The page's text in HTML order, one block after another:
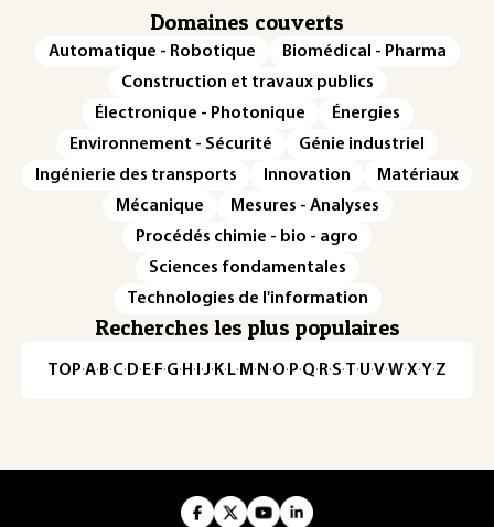
Domaines couverts
Automatique - Robotique
Biomédical - Pharma
Construction et travaux publics
Électronique - Photonique
Énergies
Environnement - Sécurité
Génie industriel
Ingénierie des transports
Innovation
Matériaux
Mécanique
Mesures - Analyses
Procédés chimie - bio - agro
Sciences fondamentales
Technologies de l'information
Recherches les plus populaires
TOP·A·B·C· D· E· F·G· H · ·J· K· L· M · N ·O· P·Q· R·S·T·U·V·W·X·Y·Z